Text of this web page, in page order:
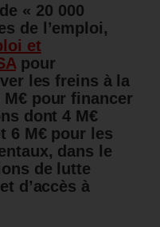
« 20 000
de l’emploi,
et
pour
les freins à la
M€ pour financer
dont 4 M€
6 M€ pour les
dans le
de lutte
d’accès à